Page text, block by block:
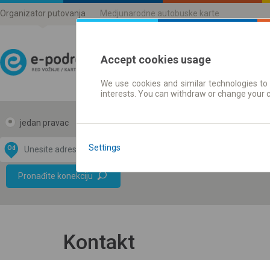
Organizator putovanja Medjunarodne autobuske karte
Red vožnje | Karte
jedan pravac povratak
Od
Pronađite konekciju
Data CC-BY-SA
OpenStreetMap
GeoLite data by
Kontakt
Accept cookies usage
We use cookies and similar technologies
interests. You can withdraw or change
Settings